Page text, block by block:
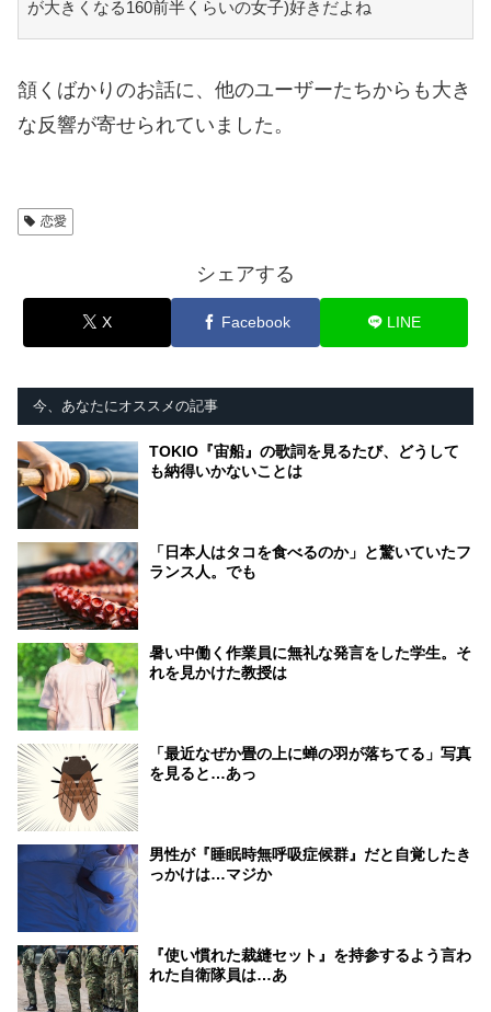
が大きくなる160前半くらいの女子)好きだよね
頷くばかりのお話に、他のユーザーたちからも大き
な反響が寄せられていました。
恋愛
シェアする
X Facebook LINE
今、あなたにオススメの記事
TOKIO『宙船』の歌詞を見るたび、どうして
も納得いかないことは
「日本人はタコを食べるのか」と驚いていたフ
ランス人。でも
暑い中働く作業員に無礼な発言をした学生。そ
れを見かけた教授は
「最近なぜか畳の上に蝉の羽が落ちてる」写真
を見ると…あっ
男性が『睡眠時無呼吸症候群』だと自覚したき
っかけは…マジか
『使い慣れた裁縫セット』を持参するよう言わ
れた自衛隊員は…あ